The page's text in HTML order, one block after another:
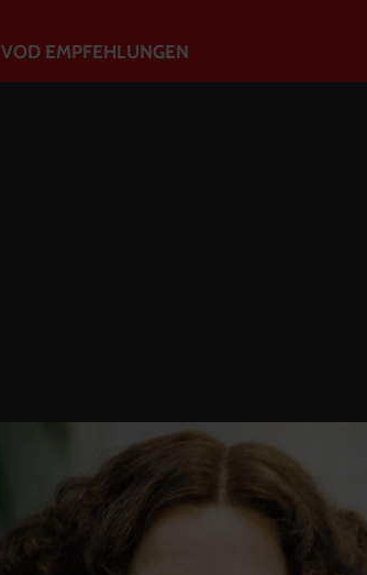
VOD EMPFEHLUNGEN